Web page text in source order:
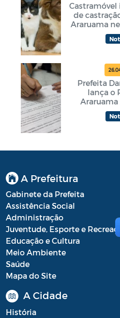
de
Araruama
Prefeita
lança o
Araruama
A Prefeitura
Gabinete da Prefeita
Assistência Social
Administração
Juventude, Esporte e
Educação e Cultura
Meio Ambiente
Saúde
Mapa do Site
A Cidade
História